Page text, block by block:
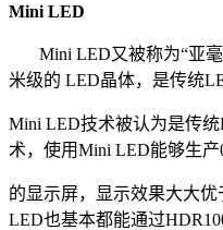
Mini LED
Mini LED又被称为“亚
米级的 LED晶体，是传统
Mini LED技术被认为是传
术，使用Mini LED能够生产
的显示屏，显示效果大大
LED也基本都能通过